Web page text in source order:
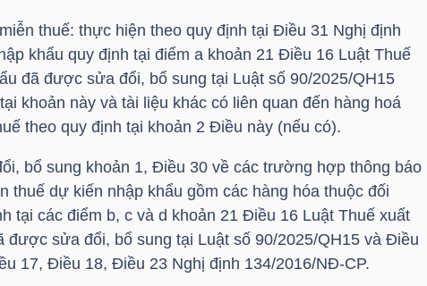
thuế: thực hiện theo quy định tại Điều 31 Nghị định
khẩu quy định tại điểm a khoản 21 Điều 16 Luật Thuế
đã được sửa đổi, bổ sung tại Luật số 90/2025/QH15
khoản này và tài liệu khác có liên quan đến hàng hoá
theo quy định tại khoản 2 Điều này (nếu có).
bổ sung khoản 1, Điều 30 về các trường hợp thông báo
thuế dự kiến nhập khẩu gồm các hàng hóa thuộc đối
tại các điểm b, c và d khoản 21 Điều 16 Luật Thuế xuất
được sửa đổi, bổ sung tại Luật số 90/2025/QH15 và Điều
17, Điều 18, Điều 23 Nghị định 134/2016/NĐ-CP.